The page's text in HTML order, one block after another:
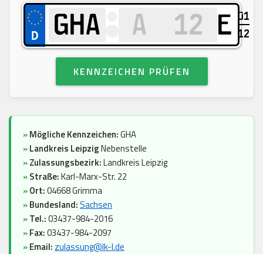
E
01
12
KENNZEICHEN PRÜFEN
»Mögliche Kennzeichen:GHA
»Landkreis LeipzigNebenstelle
»Zulassungsbezirk:Landkreis Leipzig
»Straße:Karl-Marx-Str. 22
»Ort:04668 Grimma
»Bundesland:Sachsen
»Tel.:03437-984-2016
»Fax:03437-984-2097
»Email: zulassung@lk-l.de